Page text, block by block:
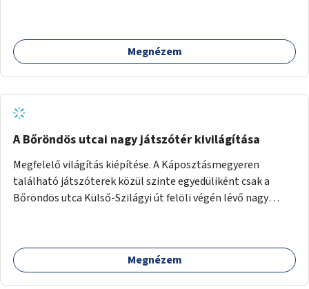
Megnézem
A Bőröndös utcai nagy játszótér kivilágítása
Megfelelő világítás kiépítése. A Káposztásmegyeren
található játszóterek közül szinte egyedüliként csak a
Bőröndös utca Külső-Szilágyi út felöli végén lévő nagy
Megnézem